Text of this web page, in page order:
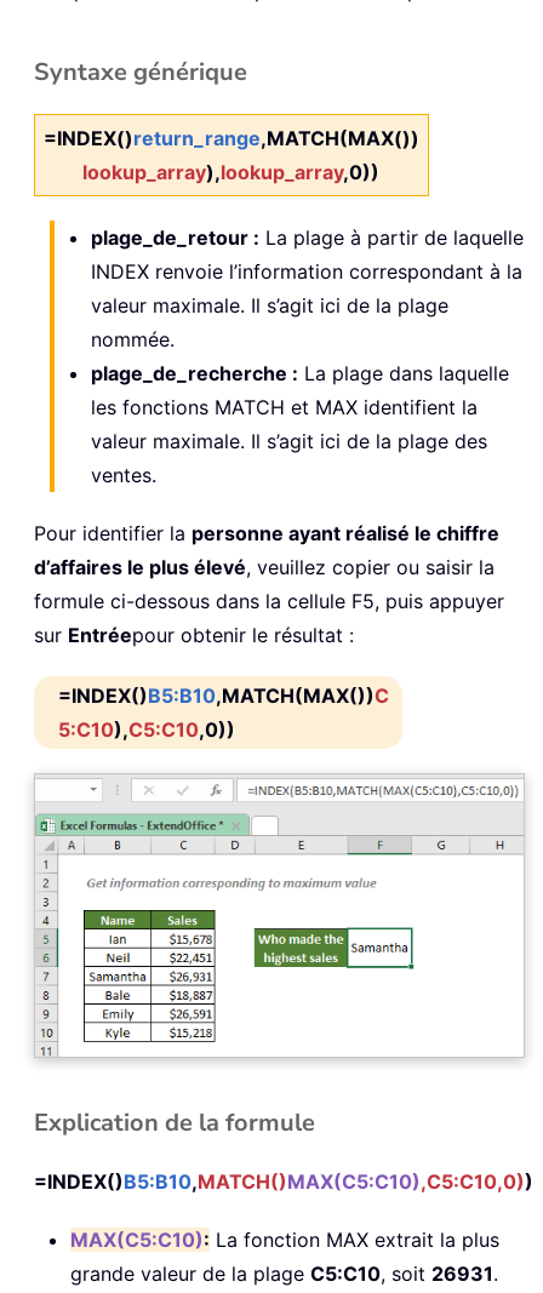
Syntaxe générique
=INDEX()return_range,MATCH(MAX())
lookup_array),lookup_array,0))
plage_de_retour : La plage à partir de laquelle
INDEX renvoie l’information correspondant à la
valeur maximale. Il s’agit ici de la plage
nommée.
plage_de_recherche : La plage dans laquelle
les fonctions MATCH et MAX identifient la
valeur maximale. Il s’agit ici de la plage des
ventes.
Pour identifier la personne ayant réalisé le chiffre
d’affaires le plus élevé, veuillez copier ou saisir la
formule ci-dessous dans la cellule F5, puis appuyer
sur Entréepour obtenir le résultat :
=INDEX()B5:B10,MATCH(MAX())C
5:C10),C5:C10,0))
Explication de la formule
=INDEX()B5:B10,MATCH()MAX(C5:C10),C5:C10,0))
MAX(C5:C10): La fonction MAX extrait la plus
grande valeur de la plage C5:C10, soit 26931.